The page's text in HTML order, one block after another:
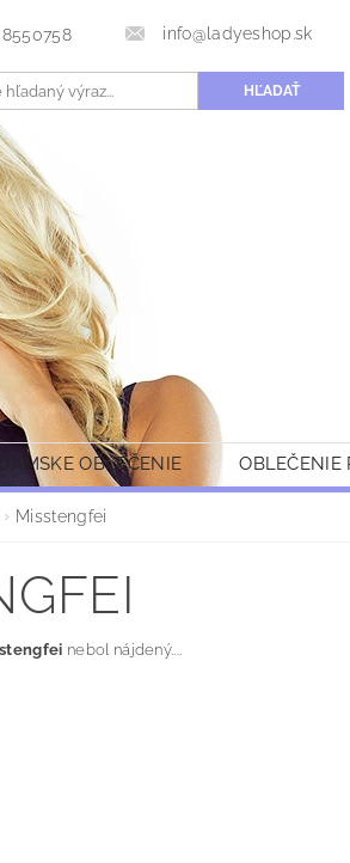
info@ladyeshop.sk
DÁMSKE OBLEČENIE OBLEČENIE
Misstengfei
nebol nájdený....